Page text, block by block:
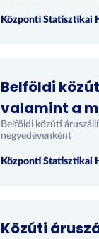
Központi Statisztikai
Belföldi
valamint a
Belföldi közúti
negyedévenként
Központi Statisztikai
Közúti